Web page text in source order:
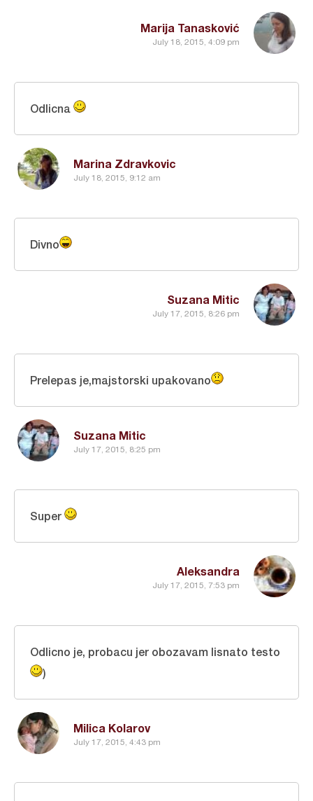
Marija Tanasković
July 18, 2015, 4:09 pm
Marina Zdravkovic
July 18, 2015, 9:12 am
Odlicna
Suzana Mitic
July 17, 2015, 8:26 pm
Divno
Suzana Mitic
July 17, 2015, 8:25 pm
Prelepas je,majstorski upakovano
Aleksandra
July 17, 2015, 7:53 pm
Super
Milica Kolarov
July 17, 2015, 4:43 pm
Odlicno je, probacu jer obozavam lisnato testo
)